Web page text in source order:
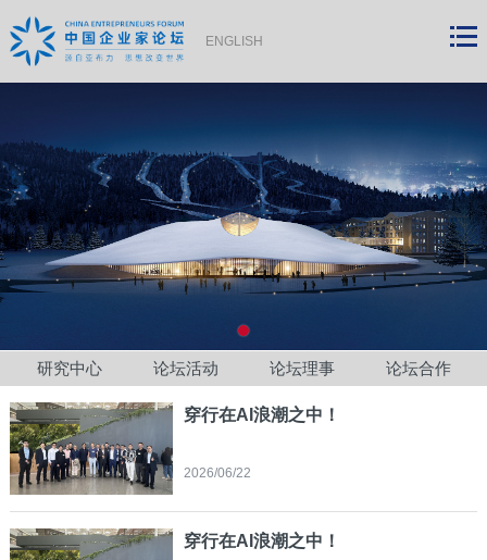
ENGLISH
研究中心 论坛活动 论坛理事 论坛合作
穿行在AI浪潮之中！
2026/06/22
穿行在AI浪潮之中！